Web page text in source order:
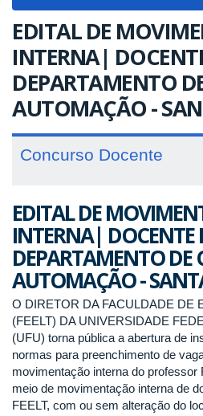
EDITAL DE
INTERNA|
DEPARTAMENTO
AUTOMAÇÃO -
Concurso Docente
EDITAL DE
INTERNA| DOCENTE
DEPARTAMENTO DE
AUTOMAÇÃO -
O DIRETOR DA FACULDADE DE
(FEELT) DA UNIVERSIDADE
(UFU) torna pública a abertura de
normas para preenchimento de
movimentação interna do professor
meio de movimentação interna de
FEELT, com ou sem alteração do